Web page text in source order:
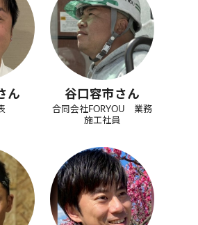
ん 谷口容市さん
合同会社FORYOU 業務
施工社員